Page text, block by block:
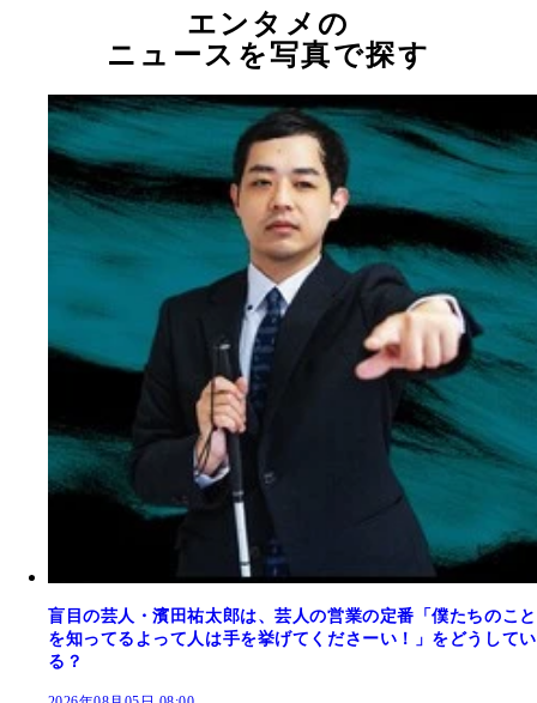
エンタメの
ニュースを写真で探す
盲目の芸人・濱田祐太郎は、芸人の営業の定番「僕たちのこと
を知ってるよって人は手を挙げてくださーい！」をどうしてい
る？